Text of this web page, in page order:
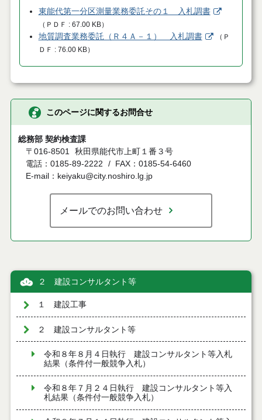
東能代第一分区測量業務委託その１ 入札調書
（ ＰＤＦ 67.00 KB）
地質調査業務委託（Ｒ４Ａ－１） 入札調書 （ Ｐ
ＤＦ
76.00 KB）
このページに関するお問合せ
総務部 契約検査課
〒016-8501 秋田県能代市上町１番３号
電話：0185-89-2222
FAX：0185-54-6460
E-mail：keiyaku@city.noshiro.lg.jp
メールでのお問い合わせ
２ 建設コンサルタント等
１ 建設工事
２ 建設コンサルタント等
令和８年８月４日執行 建設コンサルタント等入札
結果（条件付一般競争入札）
令和８年７月２４日執行 建設コンサルタント等入
札結果（条件付一般競争入札）